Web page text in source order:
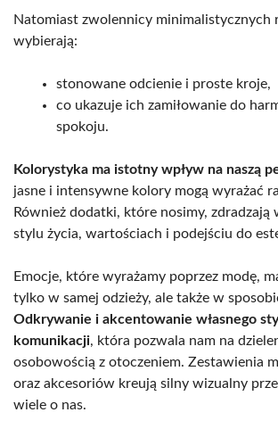
Natomiast zwolennicy minimalistycznych
wybierają:
stonowane odcienie i proste kroje,
co ukazuje ich zamiłowanie do
spokoju.
Kolorystyka ma istotny wpływ na naszą
jasne i intensywne kolory mogą wyrażać
Również dodatki, które nosimy, zdradzają
stylu życia, wartościach i podejściu do
Emocje, które wyrażamy poprzez modę,
tylko w samej odzieży, ale także w
Odkrywanie i akcentowanie własnego
komunikacji, która pozwala nam na
osobowością z otoczeniem. Zestawienia
oraz akcesoriów kreują silny wizualny
wiele o nas.